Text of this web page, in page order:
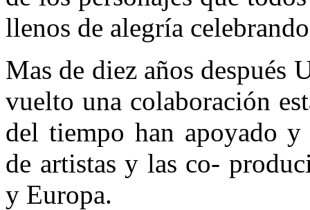
llenos de alegría
Mas de diez años después
vuelto una colaboración
del tiempo han apoyado
de artistas y las co-
y Europa.